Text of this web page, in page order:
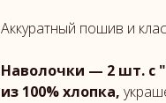
Аккуратный пошив и
Наволочки — 2 шт. с
из 100% хлопка,